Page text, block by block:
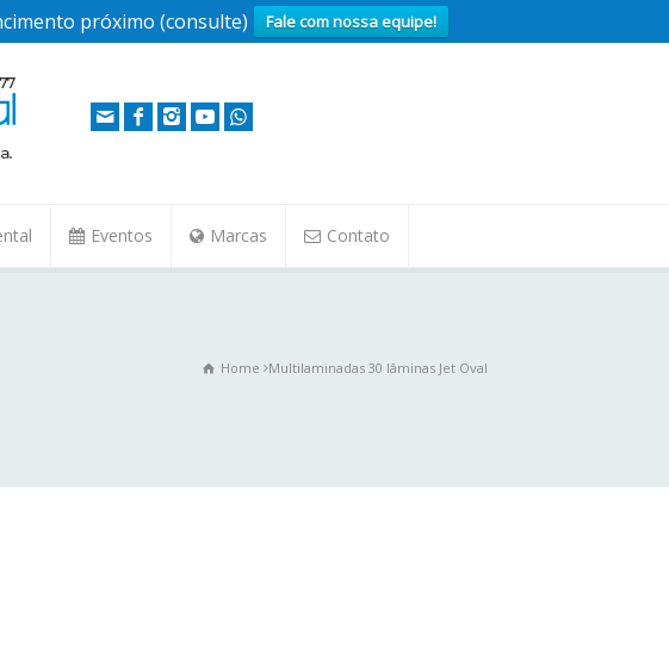
próximo (consulte) Fale com nossa equipe!
Eventos Marcas Contato
Home Multilaminadas 30 lâminas Jet Oval